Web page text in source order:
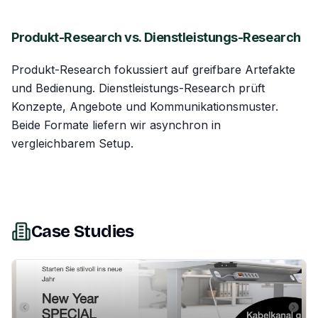
Produkt-Research vs. Dienstleistungs-Research
Produkt-Research fokussiert auf greifbare Artefakte
und Bedienung. Dienstleistungs-Research prüft
Konzepte, Angebote und Kommunikationsmuster.
Beide Formate liefern wir asynchron in
vergleichbarem Setup.
Case Studies